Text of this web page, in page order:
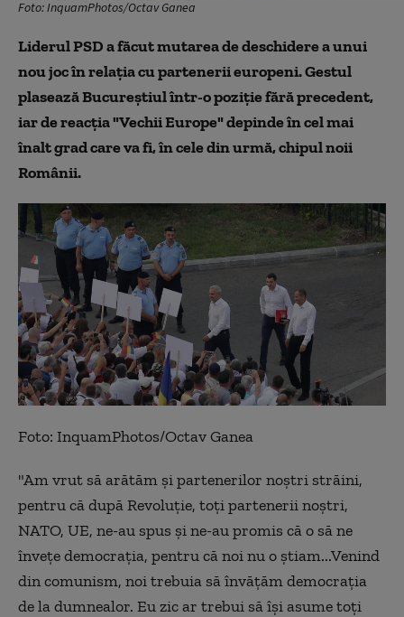
Foto: InquamPhotos/Octav Ganea
Liderul PSD a făcut mutarea de deschidere a unui
nou joc în relaţia cu partenerii europeni. Gestul
plasează Bucureştiul într-o poziţie fără precedent,
iar de reacţia "Vechii Europe" depinde în cel mai
înalt grad care va fi, în cele din urmă, chipul noii
Românii.
Foto: InquamPhotos/Octav Ganea
"Am vrut să arătăm și partenerilor noștri străini,
pentru că după Revoluție, toți partenerii noștri,
NATO, UE, ne-au spus și ne-au promis că o să ne
învețe democrația, pentru că noi nu o știam...Venind
din comunism, noi trebuia să învăţăm democraţia
de la dumnealor. Eu zic ar trebui să își asume toți